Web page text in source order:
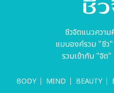
ชีวจิตแนวควา
แบบองค์รวม "ชีว
รวมเข้ากับ "จิต
BODY MIND BEAUTY